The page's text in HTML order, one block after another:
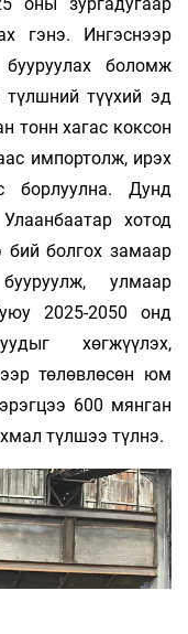
гэнэ. Ингэснээр
боломж
түүхий эд
тонн хагас коксон
импортолж, ирэх
борлуулна. Дунд
хотод
бий болгох замаар
улмаар
2025-2050 онд
хөгжүүлэх,
төлөвлөсөн юм
600 мянган
түлшээ түлнэ.